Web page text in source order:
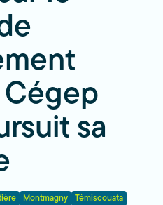
Cégep
sa
Montmagny Témiscouata